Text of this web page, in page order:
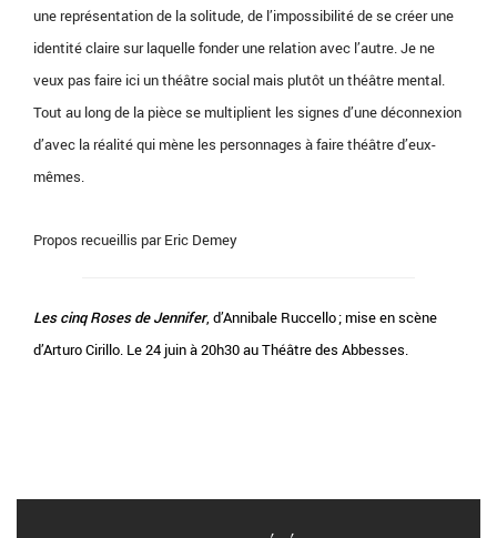
une représentation de la solitude, de l’impossibilité de se créer une
identité claire sur laquelle fonder une relation avec l’autre. Je ne
veux pas faire ici un théâtre social mais plutôt un théâtre mental.
Tout au long de la pièce se multiplient les signes d’une déconnexion
d’avec la réalité qui mène les personnages à faire théâtre d’eux-
mêmes.
Propos recueillis par Eric Demey
Les cinq Roses de Jennifer, d’Annibale Ruccello ; mise en scène
d’Arturo Cirillo. Le 24 juin à 20h30 au Théâtre des Abbesses.